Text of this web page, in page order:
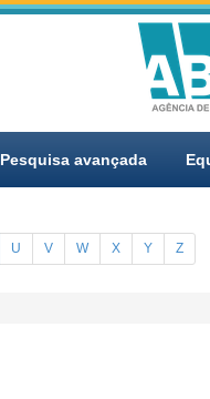
Pesquisa avançada
U V W X Y Z